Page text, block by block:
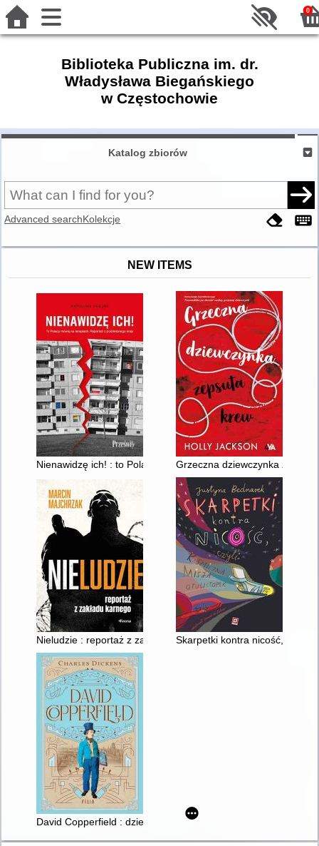
0
Biblioteka Publiczna im. dr.
Władysława Biegańskiego
w Częstochowie
Katalog zbiorów
Advanced searchKolekcje
NEW ITEMS
Nienawidzę ich! : to Polacy mówią na terapiach : reportaż z
Grzeczna dziewczynka
Nieludzie : reportaż z zakładu karnegoSkarpetki kontra nicość, czyli
David Copperfield : dzieje, przygody, doświadczenia i zapiski